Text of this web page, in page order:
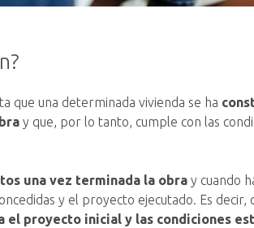
que una determinada vivienda se ha
y que, por lo tanto, cumple con las
una vez terminada la obra y cuando
y el proyecto ejecutado. Es
el proyecto inicial y las condiciones